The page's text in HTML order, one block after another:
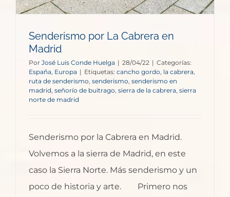
Senderismo por La Cabrera en
Madrid
Por José Luis Conde Huelga | 28/04/22 | Categorías:
España Europa | Etiquetas: cancho gordo la cabrera
ruta de senderismo senderismo senderismo en
madrid señorío de buitrago sierra de la cabrera sierra
norte de madrid
Senderismo por la Cabrera en Madrid.
Volvemos a la sierra de Madrid, en este
caso la Sierra Norte. Más senderismo y un
poco de historia y arte. Primero nos